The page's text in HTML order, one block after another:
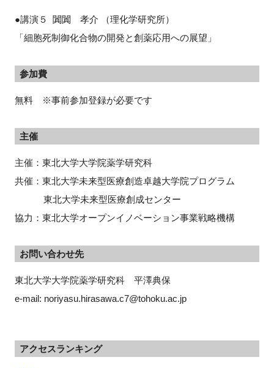
●講演５ 闐闐 孝介 （理化学研究所）
「細胞死制御化合物の開発と創薬応用への展望」
参加費
無料 ※事前参加登録が必要です
主催
主催：東北大学大学院薬学研究科
共催：東北大学未来型医療創造卓越大学院プログラム
東北大学未来型医療創成センター
協力：東北大学オープンイノベーション事業戦略機構
お問い合わせ先
東北大学大学院薬学研究科　平澤典保
e-mail: noriyasu.hirasawa.c7@tohoku.ac.jp
アクセスランキング